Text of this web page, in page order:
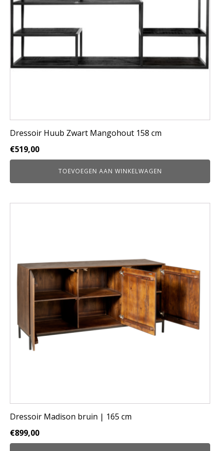
Dressoir Huub Zwart Mangohout 158 cm
€519,00
TOEVOEGEN AAN WINKELWAGEN
Dressoir Madison bruin | 165 cm
€899,00